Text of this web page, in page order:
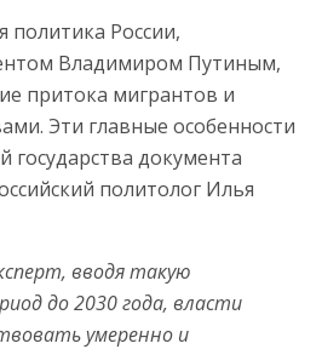
политика России,
Владимиром Путиным,
притока мигрантов и
Эти главные особенности
государства документа
политолог Илья
вводя такую
до 2030 года, власти
умеренно и